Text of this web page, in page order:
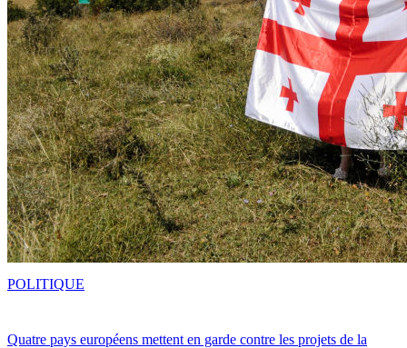
Quatre pays européens mettent en garde contre les projets de la
POLITIQUE